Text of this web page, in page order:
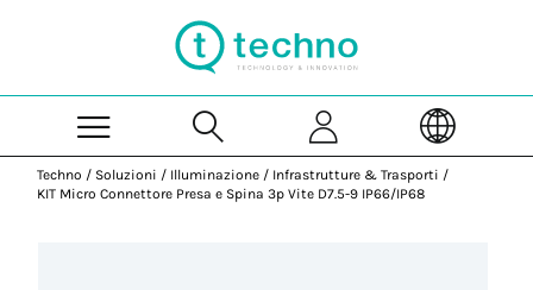
Techno / Soluzioni / Illuminazione / Infrastrutture & Trasporti /
KIT Micro Connettore Presa e Spina 3p Vite D7.5-9 IP66/IP68